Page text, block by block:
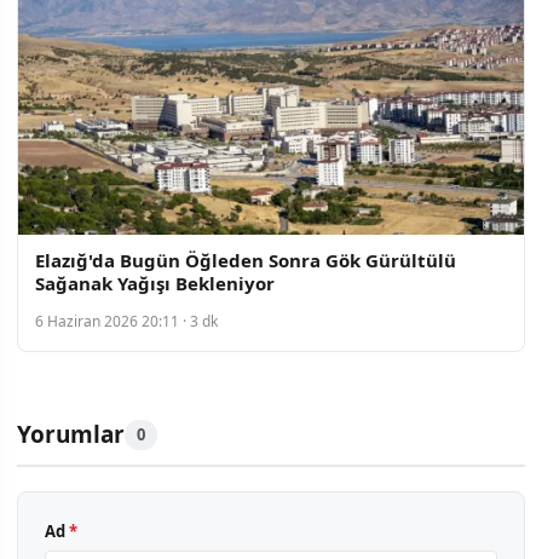
Elazığ'da Bugün Öğleden Sonra Gök Gürültülü
Sağanak Yağışı Bekleniyor
6 Haziran 2026 20:11 · 3 dk
Yorumlar 0
Ad*